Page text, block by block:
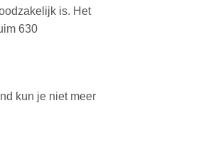
is. Het
630
kun je niet meer